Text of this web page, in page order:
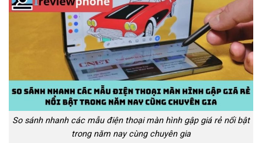
So sánh nhanh các mẫu điện thoại màn hình gập giá rẻ nổi bật
trong năm nay cùng chuyên gia